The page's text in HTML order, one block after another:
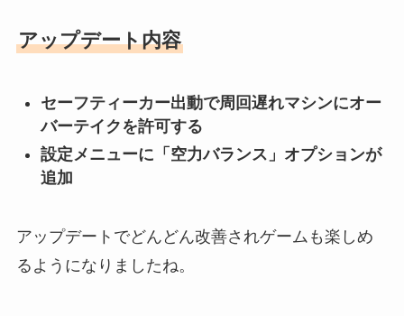
アップデート内容
セーフティーカー出動で周回遅れマシンにオー
バーテイクを許可する
設定メニューに「空力バランス」オプションが
追加
アップデートでどんどん改善されゲームも楽しめ
るようになりましたね。